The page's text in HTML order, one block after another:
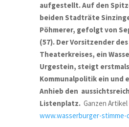
aufgestellt. Auf den
beiden Stadträte
Pöhmerer, gefolgt von
(57). Der Vorsitzender des
Theaterkreises, ein
Urgestein, steigt
Kommunalpolitik ein und
Anhieb den
Listenplatz. Ganzen
www.wasserburger-stimme-